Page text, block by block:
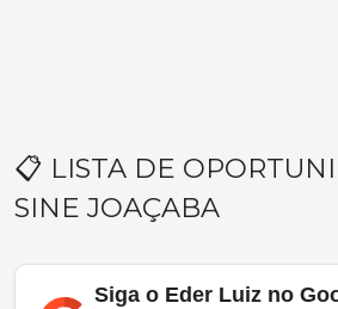
📋 LISTA DE
SINE JOAÇABA
Siga o Eder Luiz no